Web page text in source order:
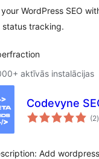
WordPress SEO
status tracking.
aktīvās instalācijas
Codevyne
(2)
Add